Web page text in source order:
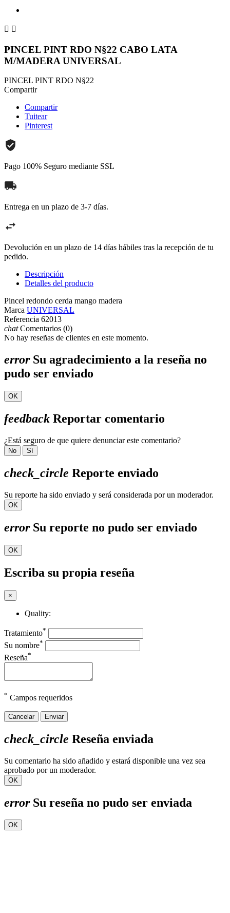
 
PINCEL PINT RDO N§22 CABO LATA
M/MADERA UNIVERSAL
PINCEL PINT RDO N§22
Compartir
Compartir
Tuitear
Pinterest
Pago 100% Seguro mediante SSL
Entrega en un plazo de 3-7 días.
Devolución en un plazo de 14 días hábiles tras la recepción de tu
pedido.
Descripción
Detalles del producto
Pincel redondo cerda mango madera
Marca UNIVERSAL
Referencia 62013
chatComentarios (0)
No hay reseñas de clientes en este momento.
errorSu agradecimiento a la reseña no
pudo ser enviado
OK
feedback Reportar comentario
¿Está seguro de que quiere denunciar este comentario?
No Sí
check_circle Reporte enviado
Su reporte ha sido enviado y será considerada por un moderador.
OK
errorSu reporte no pudo ser enviado
OK
Escriba su propia reseña
×
Quality:
Tratamiento*
Su nombre*
Reseña*
* Campos requeridos
Cancelar Enviar
check_circle Reseña enviada
Su comentario ha sido añadido y estará disponible una vez sea
aprobado por un moderador.
OK
errorSu reseña no pudo ser enviada
OK